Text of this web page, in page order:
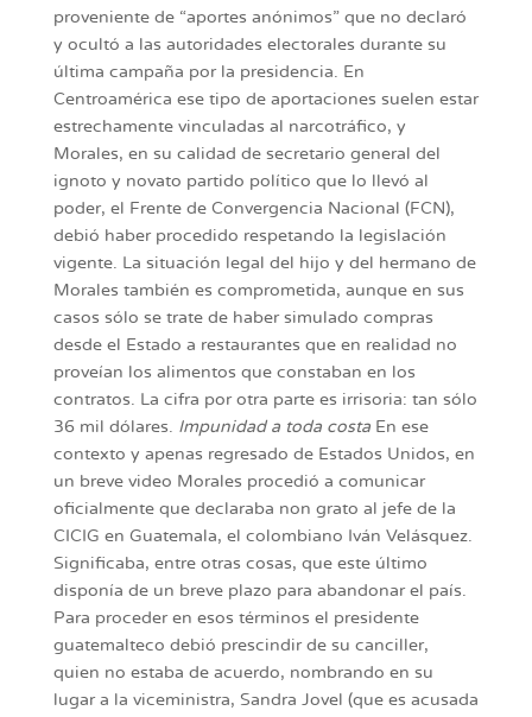
proveniente de “aportes anónimos” que no declaró
y ocultó a las autoridades electorales durante su
última campaña por la presidencia. En
Centroamérica ese tipo de aportaciones suelen estar
estrechamente vinculadas al narcotráfico, y
Morales, en su calidad de secretario general del
ignoto y novato partido político que lo llevó al
poder, el Frente de Convergencia Nacional (FCN),
debió haber procedido respetando la legislación
vigente. La situación legal del hijo y del hermano de
Morales también es comprometida, aunque en sus
casos sólo se trate de haber simulado compras
desde el Estado a restaurantes que en realidad no
proveían los alimentos que constaban en los
contratos. La cifra por otra parte es irrisoria: tan sólo
36 mil dólares. Impunidad a toda costaEn ese
contexto y apenas regresado de Estados Unidos, en
un breve video Morales procedió a comunicar
oficialmente que declaraba non grato al jefe de la
CICIG en Guatemala, el colombiano Iván Velásquez.
Significaba, entre otras cosas, que este último
disponía de un breve plazo para abandonar el país.
Para proceder en esos términos el presidente
guatemalteco debió prescindir de su canciller,
quien no estaba de acuerdo, nombrando en su
lugar a la viceministra, Sandra Jovel (que es acusada